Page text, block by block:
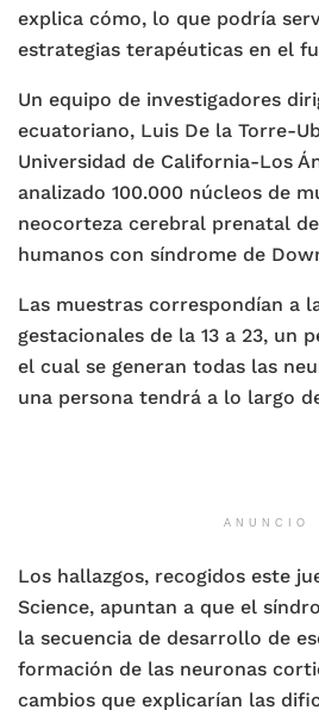
explica cómo, lo que podría
estrategias terapéuticas en el
Un equipo de investigadores
ecuatoriano, Luis De la Torre-
Universidad de California-Los
analizado 100.000 núcleos de
neocorteza cerebral prenatal
humanos con síndrome de
Las muestras correspondían a
gestacionales de la 13 a 23, un
el cual se generan todas las
una persona tendrá a lo largo
ANUNCIO
Los hallazgos, recogidos este
Science, apuntan a que el
la secuencia de desarrollo de
formación de las neuronas
cambios que explicarían las